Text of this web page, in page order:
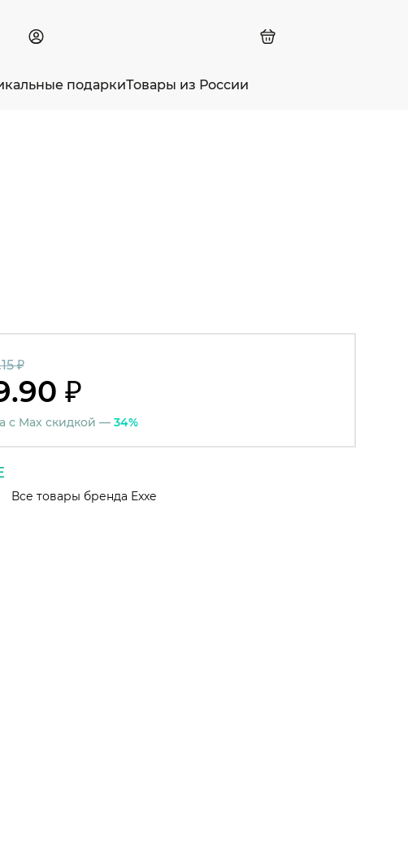
подаркиТовары из России
₽
₽
с Max скидкой — 34%
Все товары бренда Exxe